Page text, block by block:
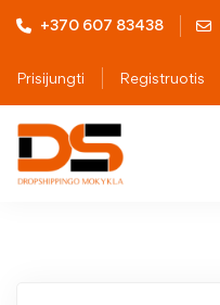
+370 607 83438
Prisijungti Registruotis